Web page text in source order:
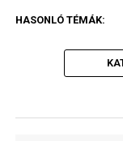
HASONLÓ TÉMÁK: